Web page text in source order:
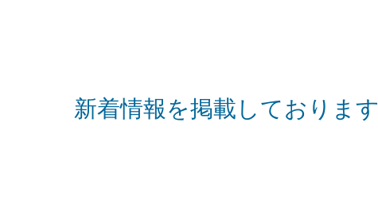
新着情報を掲載しております